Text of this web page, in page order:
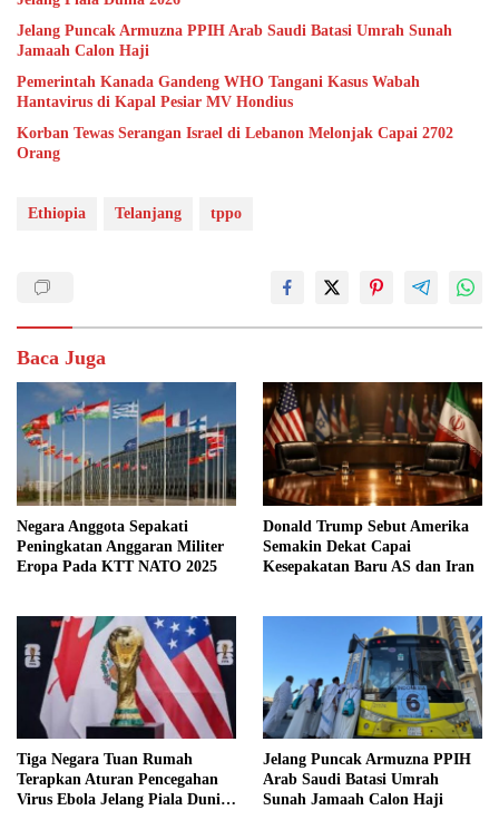
Jelang Puncak Armuzna PPIH Arab Saudi Batasi Umrah Sunah
Jamaah Calon Haji
Pemerintah Kanada Gandeng WHO Tangani Kasus Wabah
Hantavirus di Kapal Pesiar MV Hondius
Korban Tewas Serangan Israel di Lebanon Melonjak Capai 2702
Orang
Ethiopia Telanjang tppo
Baca Juga
Negara Anggota Sepakati
Peningkatan Anggaran Militer
Eropa Pada KTT NATO 2025
Donald Trump Sebut Amerika
Semakin Dekat Capai
Kesepakatan Baru AS dan Iran
Tiga Negara Tuan Rumah
Terapkan Aturan Pencegahan
Virus Ebola Jelang Piala Dunia
Jelang Puncak Armuzna PPIH
Arab Saudi Batasi Umrah
Sunah Jamaah Calon Haji